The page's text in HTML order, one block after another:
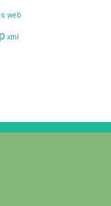
web
xml